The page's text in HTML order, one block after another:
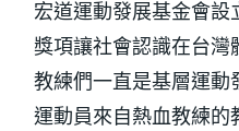
宏道運動發展基金會設
獎項讓社會認識在台灣
教練們一直是基層運動
運動員來自熱血教練的